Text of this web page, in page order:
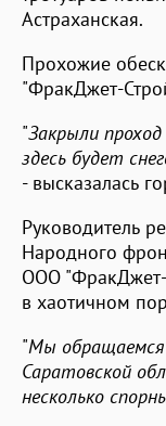
Астраханская.
Прохожие
"ФракДжет-
"Закрыли
здесь будет
- высказалась
Руководитель
Народного
ООО "ФракДжет-
в хаотичном
"Мы
Саратовской
несколько